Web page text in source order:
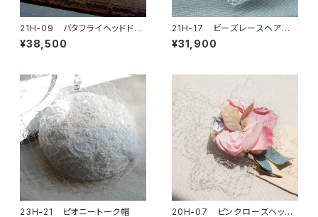
21H-09 バタフライヘッドドレ
ス
¥38,500
21H-17 ビーズレースヘアバ
ンド
¥31,900
23H-21 ピオニートーク帽
20H-07 ピンクローズヘッド